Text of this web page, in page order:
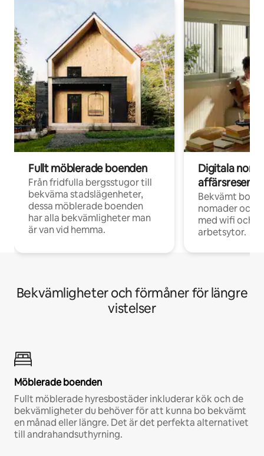
Fullt möblerade boenden
Från fridfulla bergsstugor till
bekväma stadslägenheter,
dessa möblerade boenden
har alla bekvämligheter man
är van vid hemma.
Digitala
Bekvämt
nomader och
med wifi och
arbetsytor.
Bekvämligheter och förmåner för längre
vistelser
Möblerade boenden
Fullt möblerade hyresbostäder inkluderar kök och de
bekvämligheter du behöver för att kunna bo bekvämt
en månad eller längre. Det är det perfekta alternativet
till andrahandsuthyrning.